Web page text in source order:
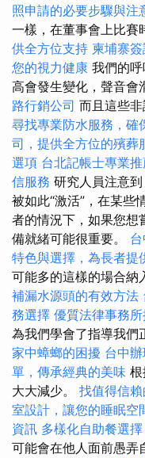
照申請的必要步驟與注
一樣，在董事會上比賽
供全方位支持 柬埔寨
您的視力健康 我們的
高會發生變化，聲音會
路行銷公司 而且這些非
尋找專業防水服務，確
司，提供全方位的殯葬
選項 台北記帳士專業
信服務 研究人員注意
被如此“激活”，在某些
者的情況下，如果您想
備就緒可能很重要。
特色與選擇，為長者提
可能多的這樣的場合納
補漏水源頭的有效方法
務選擇 優質法律事務
為我們學會了指導我們
家中蟑螂的困擾 台中
單，傳承經典的美味
大大減少。 找值得信
室設計，讓您的睡眠空
資訊 多樣化自助餐選
可能會在他人面前愚弄